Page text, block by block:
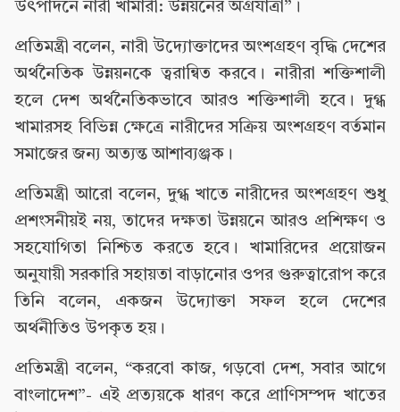
উৎপাদনে নারী খামারী: উন্নয়নের অগ্রযাত্রা”।
প্রতিমন্ত্রী বলেন, নারী উদ্যোক্তাদের অংশগ্রহণ বৃদ্ধি দেশের
অর্থনৈতিক উন্নয়নকে ত্বরান্বিত করবে। নারীরা শক্তিশালী
হলে দেশ অর্থনৈতিকভাবে আরও শক্তিশালী হবে। দুগ্ধ
খামারসহ বিভিন্ন ক্ষেত্রে নারীদের সক্রিয় অংশগ্রহণ বর্তমান
সমাজের জন্য অত্যন্ত আশাব্যঞ্জক।
প্রতিমন্ত্রী আরো বলেন, দুগ্ধ খাতে নারীদের অংশগ্রহণ শুধু
প্রশংসনীয়ই নয়, তাদের দক্ষতা উন্নয়নে আরও প্রশিক্ষণ ও
সহযোগিতা নিশ্চিত করতে হবে। খামারিদের প্রয়োজন
অনুযায়ী সরকারি সহায়তা বাড়ানোর ওপর গুরুত্বারোপ করে
তিনি বলেন, একজন উদ্যোক্তা সফল হলে দেশের
অর্থনীতিও উপকৃত হয়।
প্রতিমন্ত্রী বলেন, “করবো কাজ, গড়বো দেশ, সবার আগে
বাংলাদেশ”- এই প্রত্যয়কে ধারণ করে প্রাণিসম্পদ খাতের